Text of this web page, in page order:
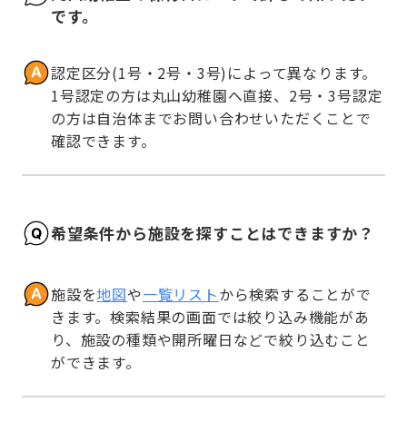
です。
認定区分(1号・2号・3号)によって異なります。
1号認定の方は丸山幼稚園へ直接、2号・3号認定
の方は自治体までお問い合わせいただくことで
確認できます。
希望条件から施設を探すことはできますか？
施設を地図や一覧リストから検索することがで
きます。検索結果の画面では絞り込み機能があ
り、施設の種類や開所曜日などで絞り込むこと
ができます。